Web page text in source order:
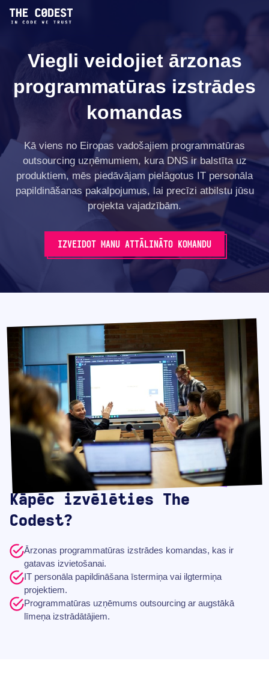
Viegli veidojiet ārzonas
programmatūras izstrādes
komandas
Kā viens no Eiropas vadošajiem programmatūras
outsourcing uzņēmumiem, kura DNS ir balstīta uz
produktiem, mēs piedāvājam pielāgotus IT personāla
papildināšanas pakalpojumus, lai precīzi atbilstu jūsu
projekta vajadzībām.
IZVEIDOT MANU ATTĀLINĀTO KOMANDU
Kāpēc izvēlēties The
Codest?
Ārzonas programmatūras izstrādes komandas, kas ir
gatavas izvietošanai.
IT personāla papildināšana īstermiņa vai ilgtermiņa
projektiem.
Programmatūras uzņēmums outsourcing ar augstākā
līmeņa izstrādātājiem.